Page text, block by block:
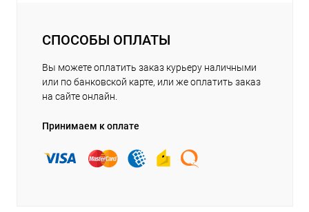
СПОСОБЫ ОПЛАТЫ
Вы можете оплатить заказ курьеру наличными
или по банковской карте, или же оплатить заказ
на сайте онлайн.
Принимаем к оплате